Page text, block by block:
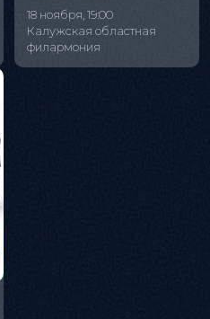
18 ноября, 19:00
Калужская областная
филармония